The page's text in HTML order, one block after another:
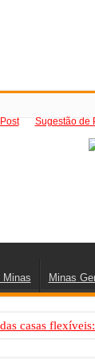
Sugestão de
Minas Minas
casas